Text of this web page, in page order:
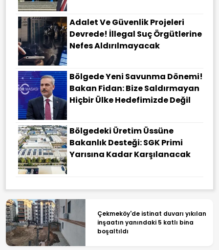
Adalet Ve Güvenlik Projeleri
Devrede! İllegal Suç Örgütlerine
Nefes Aldırılmayacak
Bölgede Yeni Savunma Dönemi!
Bakan Fidan: Bize Saldırmayan
Hiçbir Ülke Hedefimizde Değil
Bölgedeki Üretim Üssüne
Bakanlık Desteği: SGK Primi
Yarısına Kadar Karşılanacak
Çekmeköy'de istinat duvarı yıkılan
inşaatın yanındaki 5 katlı bina
boşaltıldı